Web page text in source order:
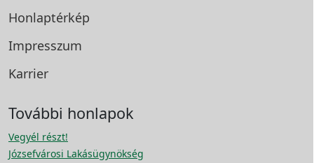
Honlaptérkép
Impresszum
Karrier
További honlapok
Vegyél részt!
Józsefvárosi Lakásügynökség